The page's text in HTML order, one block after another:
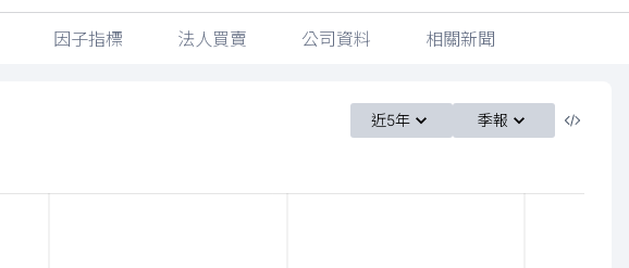
因子指標 法人買賣 公司資料 相關新聞
近5年 季報